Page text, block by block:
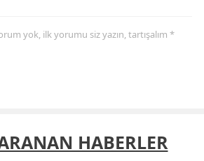
yok, ilk yorumu siz yazın, tartışalım *
HABERLER